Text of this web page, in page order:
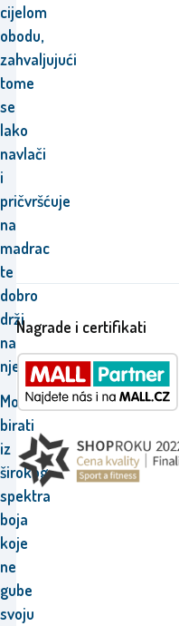
cijelom
obodu,
zahvaljujući
tome
se
lako
navlači
i
pričvršćuje
na
madrac
te
dobro
drži
na
njemu.
Možete
birati
iz
širokog
spektra
boja
koje
ne
gube
svoju
Nagrade i certifikati